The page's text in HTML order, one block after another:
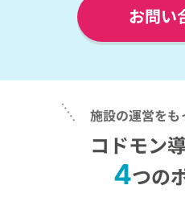
お問い
施設の運営をも
コドモン
4つの